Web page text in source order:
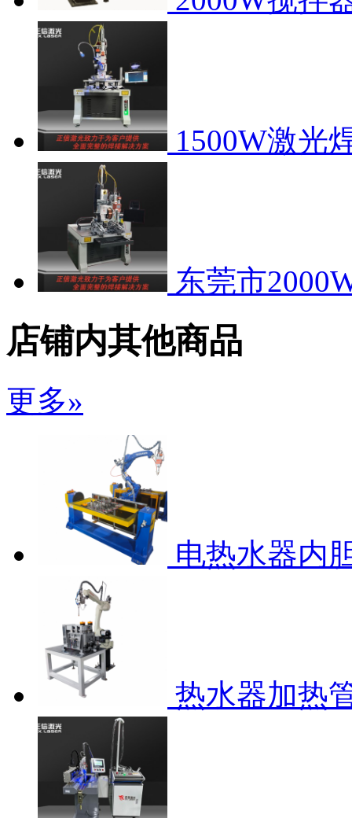
1500W激光
东莞市
店铺内其他商品
更多»
电热水器内
热水器加热